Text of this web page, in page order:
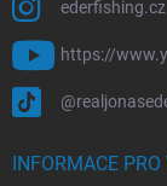
ederfishing.cz
https://
INFORMACE PRO